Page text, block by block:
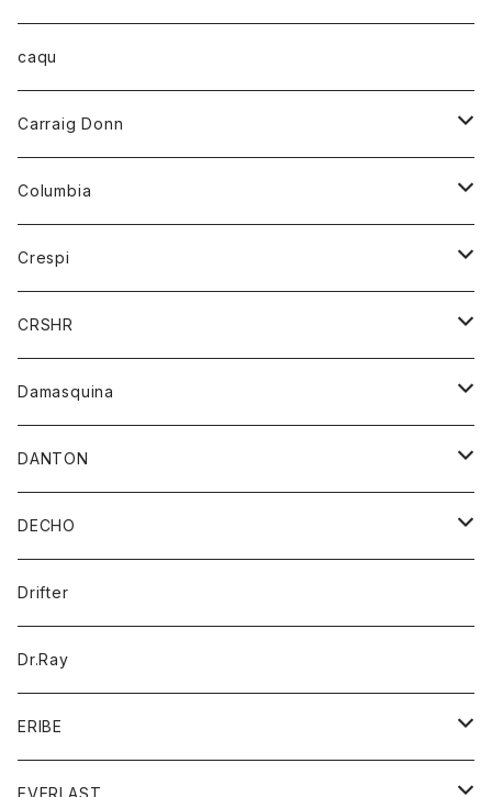
チーフ
バンダナ
トレーナー
パーカー
オーバーオール
ショートパンツ
レディース
オーバーオール
カーディガン
Tシャツ
パーカー
靴
トップス
ハーフスリーブTシャツ
caqu
Carraig Donn
ニット
Columbia
アウター
ジャケット
Crespi
ジャケット
ワンピース
ブラウス
CRSHR
キャップ
Damasquina
ウォレット
カードケース
バッグ
DANTON
アウター
コート
ジャケット
アクセサリー
バッグ
キッズ
シャツ
Tシャツ
グッズ
帽子
トップス
DECHO
帽子
Drifter
Dr.Ray
ERIBE
ニット
EVERLAST